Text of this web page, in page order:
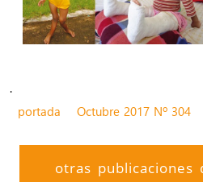
.
portada
Octubre 2017 Nº 304
otras publicaciones